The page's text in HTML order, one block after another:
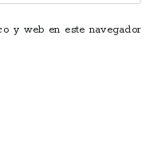
y web en este navegador